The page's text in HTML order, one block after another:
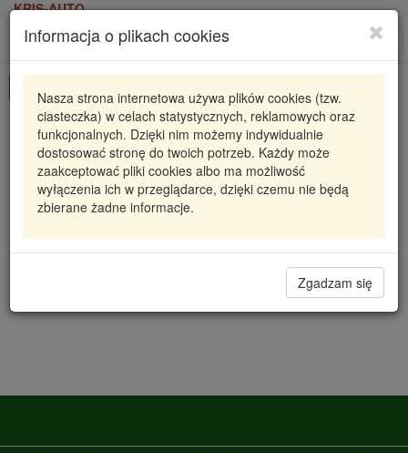
KRIS-AUTO
Informacja o plikach cookies
Nasza strona internetowa używa plików cookies (tzw.
ciasteczka) w celach statystycznych, reklamowych oraz
funkcjonalnych. Dzięki nim możemy indywidualnie
dostosować stronę do twoich potrzeb. Każdy może
zaakceptować pliki cookies albo ma możliwość
wyłączenia ich w przeglądarce, dzięki czemu nie będą
zbierane żadne informacje.
Zgadzam się
Karta produktu
CCS-PL-024 NTY NTY
SKRAPLACZ KLIMATYZACJI VIVARO A (01-) 1.9
DTI, PRIMASTAR (X83) (02-) 1.9 DCI, TR
443,60 zł
Radzyń 0
Filia Lublin 0
Magazyn III